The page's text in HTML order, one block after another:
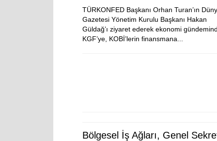
TÜRKONFED Başkanı Orhan Turan’ın
Gazetesi Yönetim Kurulu Başkanı Hakan
Güldağ’ı ziyaret ederek ekonomi
KGF’ye, KOBİ’lerin finansmana...
Bölgesel İş Ağları, Genel